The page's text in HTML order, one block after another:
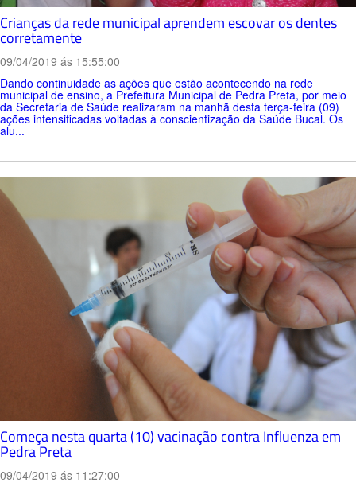
Crianças da rede municipal aprendem escovar os dentes
corretamente
09/04/2019 ás 15:55:00
Dando continuidade as ações que estão acontecendo na rede
municipal de ensino, a Prefeitura Municipal de Pedra Preta, por meio
da Secretaria de Saúde realizaram na manhã desta terça-feira (09)
ações intensificadas voltadas à conscientização da Saúde Bucal. Os
alu...
Começa nesta quarta (10) vacinação contra Influenza em
Pedra Preta
09/04/2019 ás 11:27:00